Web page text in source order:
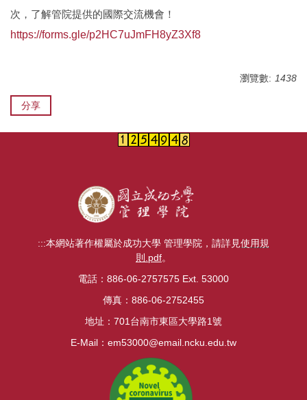
次，了解管院提供的國際交流機會！
https://forms.gle/p2HC7uJmFH8yZ3Xf8
瀏覽數: 1438
分享
:::本網站著作權屬於成功大學 管理學院，請詳見使用規
則.pdf。
電話：886-06-2757575 Ext. 53000
傳真：886-06-2752455
地址：701台南市東區大學路1號
E-Mail： em53000@email.ncku.edu.tw